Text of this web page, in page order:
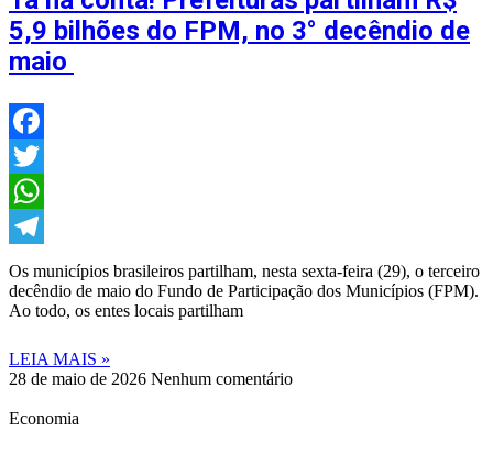
5,9 bilhões do FPM, no 3° decêndio de
maio
Facebook
Twitter
WhatsApp
Telegram
Os municípios brasileiros partilham, nesta sexta-feira (29), o terceiro
decêndio de maio do Fundo de Participação dos Municípios (FPM).
Ao todo, os entes locais partilham
LEIA MAIS »
28 de maio de 2026 Nenhum comentário
Economia